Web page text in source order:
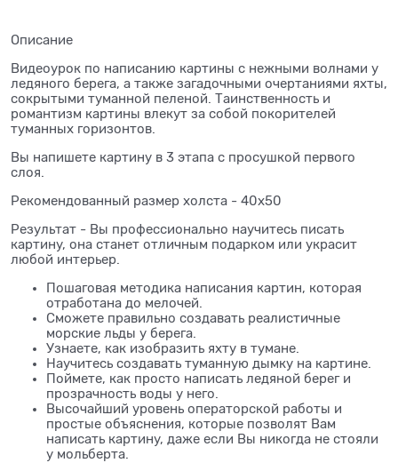
Описание
Видеоурок по написанию картины с нежными волнами у
ледяного берега, а также загадочными очертаниями яхты,
сокрытыми туманной пеленой. Таинственность и
романтизм картины влекут за собой покорителей
туманных горизонтов.
Вы напишете картину в 3 этапа с просушкой первого
слоя.
Рекомендованный размер холста - 40х50
Результат - Вы профессионально научитесь писать
картину, она станет отличным подарком или украсит
любой интерьер.
Пошаговая методика написания картин, которая
отработана до мелочей.
Сможете правильно создавать реалистичные
морские льды у берега.
Узнаете, как изобразить яхту в тумане.
Научитесь создавать туманную дымку на картине.
Поймете, как просто написать ледяной берег и
прозрачность воды у него.
Высочайший уровень операторской работы и
простые объяснения, которые позволят Вам
написать картину, даже если Вы никогда не стояли
у мольберта.